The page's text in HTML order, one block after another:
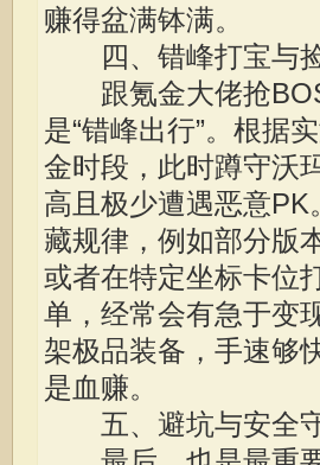
赚得盆满钵满。
四、错峰打宝与
跟氪金大佬抢
是“错峰出行”。根据
金时段，此时蹲守沃
高且极少遭遇恶意
藏规律，例如部分版
或者在特定坐标卡位
单，经常会有急于变
架极品装备，手速够
是血赚。
五、避坑与安全